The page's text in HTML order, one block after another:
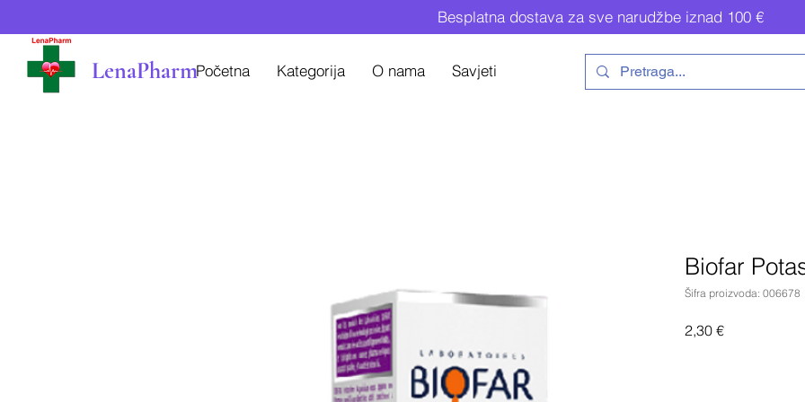
Besplatna dostava za sve narudžbe iznad 100 €
LenaPharmPočetna Kategorija O nama Savjeti
Biofar
Šifra proizvoda: 006678
2,30 €Cijena